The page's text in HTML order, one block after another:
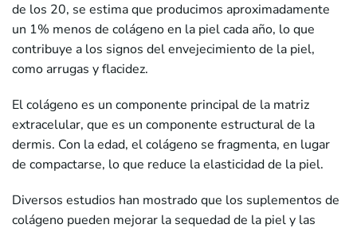
de los 20, se estima que producimos aproximadamente
un 1% menos de colágeno en la piel cada año, lo que
contribuye a los signos del envejecimiento de la piel,
como arrugas y flacidez.
El colágeno es un componente principal de la matriz
extracelular, que es un componente estructural de la
dermis. Con la edad, el colágeno se fragmenta, en lugar
de compactarse, lo que reduce la elasticidad de la piel.
Diversos estudios han mostrado que los suplementos de
colágeno pueden mejorar la sequedad de la piel y las